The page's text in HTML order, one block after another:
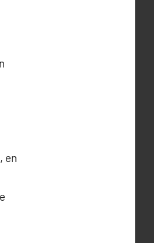
en